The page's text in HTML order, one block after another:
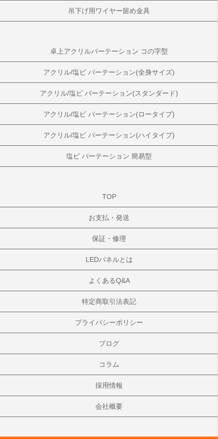
吊下げ用ワイヤー留め金具
卓上アクリルパーテーション コの字型
アクリル/塩ビ パーテーション(全身サイズ)
アクリル/塩ビ パーテーション(スタンダード)
アクリル/塩ビ パーテーション(ロータイプ)
アクリル/塩ビ パーテーション(ハイタイプ)
塩ビ パーテーション 簡易型
TOP
お支払・発送
保証・修理
LEDパネルとは
よくあるQ&A
特定商取引法表記
プライバシーポリシー
ブログ
コラム
採用情報
会社概要